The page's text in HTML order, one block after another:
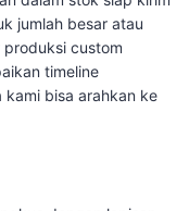
jumlah besar atau
produksi custom
timeline
kami bisa arahkan ke